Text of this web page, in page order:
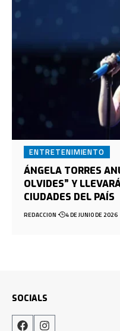
ENTRETENIMIENTO
ÁNGELA TORRES
OLVIDES” Y
CIUDADES DEL PAÍS
REDACCION 4 DE JUNIO DE 2026
SOCIALS